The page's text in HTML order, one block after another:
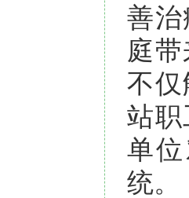
善
庭
不
站
单
统。